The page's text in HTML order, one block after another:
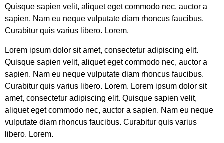
Quisque sapien velit, aliquet eget commodo nec, auctor a
sapien. Nam eu neque vulputate diam rhoncus faucibus.
Curabitur quis varius libero. Lorem.
Lorem ipsum dolor sit amet, consectetur adipiscing elit.
Quisque sapien velit, aliquet eget commodo nec, auctor a
sapien. Nam eu neque vulputate diam rhoncus faucibus.
Curabitur quis varius libero. Lorem. Lorem ipsum dolor sit
amet, consectetur adipiscing elit. Quisque sapien velit,
aliquet eget commodo nec, auctor a sapien. Nam eu neque
vulputate diam rhoncus faucibus. Curabitur quis varius
libero. Lorem.